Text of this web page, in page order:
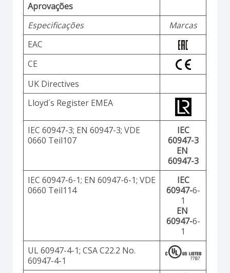
Aprovações
Especificações
Marcas
EAC
CE
UK Directives
Lloyd´s Register EMEA
IEC 60947-3; EN 60947-3; VDE
0660 Teil107
IEC
60947-3
EN
60947-3
IEC 60947-6-1; EN 60947-6-1; VDE
0660 Teil114
IEC
60947-6-
1
EN
60947-6-
1
UL 60947-4-1; CSA C22.2 No.
60947-4-1